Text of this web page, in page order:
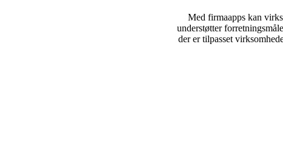
Med firmaapps kan
understøtter
der er tilpasset